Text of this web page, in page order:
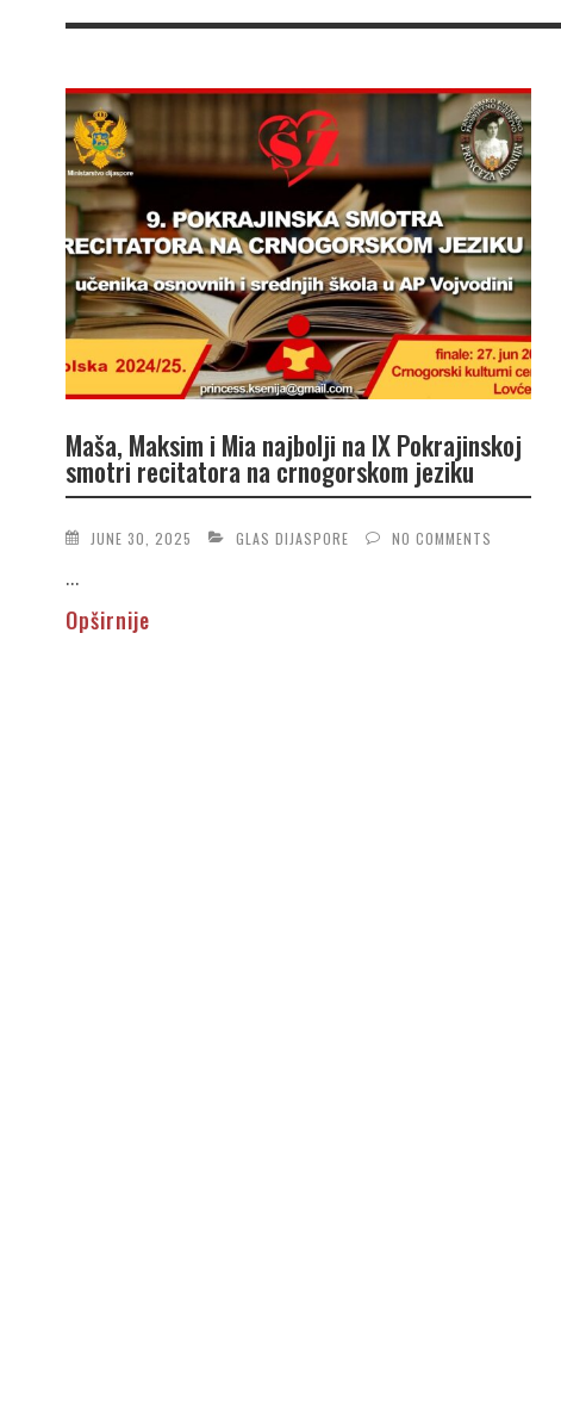
Maša, Maksim i Mia najbolji na IX Pokrajinskoj
smotri recitatora na crnogorskom jeziku
JUNE 30, 2025 GLAS DIJASPORE NO COMMENTS
...
Opširnije